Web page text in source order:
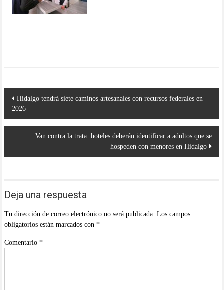
Navegación
de
entradas
Hidalgo tendrá siete caminos artesanales con recursos federales en
2026
Van contra la trata: hoteles deberán identificar a adultos que se
hospeden con menores en Hidalgo
Deja una respuesta
Tu dirección de correo electrónico no será publicada. Los campos
obligatorios están marcados con *
Comentario *